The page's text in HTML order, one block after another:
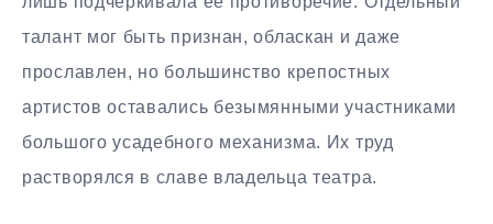
талант мог быть признан, обласкан и даже
прославлен, но большинство крепостных
артистов оставались безымянными участниками
большого усадебного механизма. Их труд
растворялся в славе владельца театра.